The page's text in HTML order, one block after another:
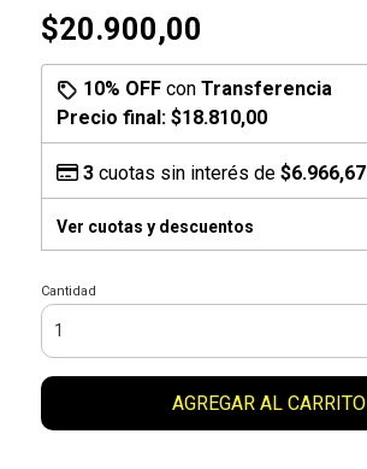
$20.900,00
10% OFFcon Transferencia
Precio final: $18.810,00
3cuotas sin interés de $6.966,67
Ver cuotas y descuentos
Cantidad
AGREGAR AL CARRITO